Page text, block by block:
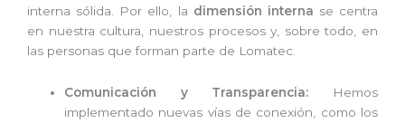
interna sólida. Por ello, la dimensión interna se centra
en nuestra cultura, nuestros procesos y, sobre todo, en
las personas que forman parte de Lomatec.
Comunicación y Transparencia: Hemos
implementado nuevas vías de conexión, como los